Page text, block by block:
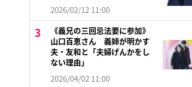
2026/02/12 11:00
《義兄の三回忌法要に参加》
山口百恵さん 義姉が明かす
夫・友和と「夫婦げんかをし
ない理由」
2026/04/02 11:00